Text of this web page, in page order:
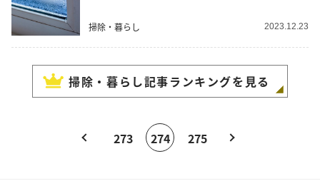
掃除・暮らし 2023.12.23
掃除・暮らし記事ランキングを見る
273 274 275